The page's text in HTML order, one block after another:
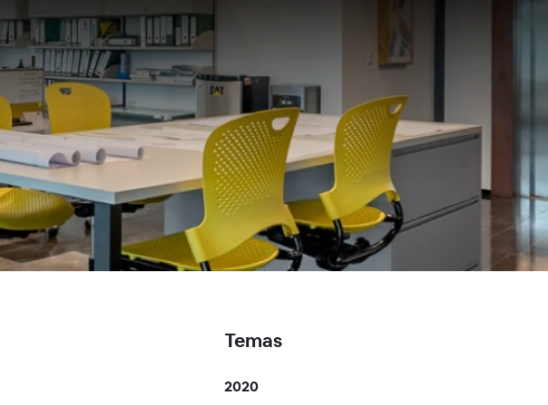
Temas
2020